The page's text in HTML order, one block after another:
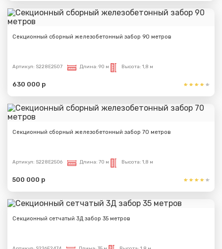
Секционный сборный железобетонный забор 90 метров
Артикул: S228E2507 Длина: 90 м Высота: 1,8 м
630 000 р
Секционный сборный железобетонный забор 70 метров
Артикул: S228E2506 Длина: 70 м Высота: 1,8 м
500 000 р
Секционный сетчатый 3Д забор 35 метров